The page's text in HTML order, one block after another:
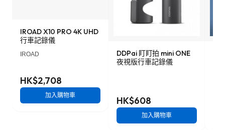
IROAD X10 PRO 4K UHD
行車記錄儀
IROAD
HK$2,708
加入購物車
DDPai 盯盯拍 mini ONE
夜視版行車記錄儀
HK$608
加入購物車